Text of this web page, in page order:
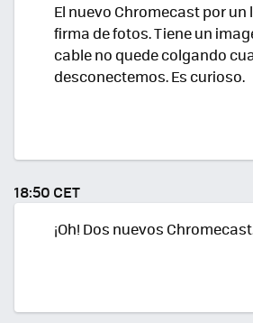
El nuevo Chromecast por un
firma de fotos. Tiene un
cable no quede colgando
desconectemos. Es curioso.
18:50 CET
¡Oh! Dos nuevos